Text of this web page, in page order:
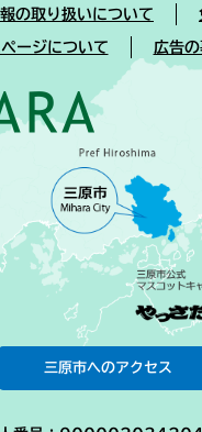
の取り扱いについて
ージについて 広告
三原市へのアクセス